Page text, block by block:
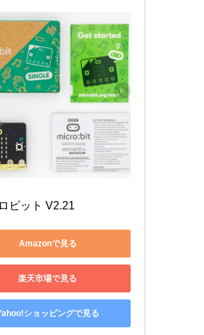
ビット V2.21
Amazonで見る
楽天市場で見る
ショッピングで見る